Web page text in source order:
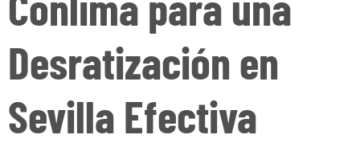
Desratización en
Sevilla Efectiva